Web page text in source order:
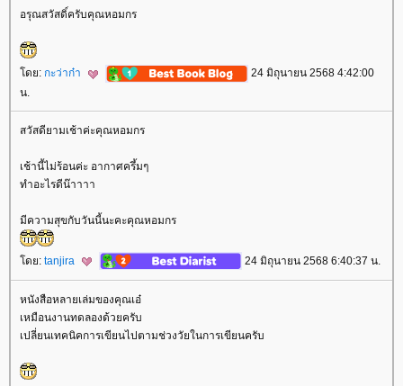
อรุณสวัสดิ์ครับคุณหอมกร
ดย: กะว่าก๋า
24 มิถุนายน 2568 4:42:00
น.
สวัสดียามเช้าค่ะคุณหอมกร
เช้านี้ไม่ร้อนค่ะ อากาศครึ้มๆ
ทำอะไรดีน๊าาาา
มีความสุขกับวันนี้นะคะคุณหอมกร
ดย: tanjira 24 มิถุนายน 2568 6:40:37 น.
หนังสือหลายเล่มของคุณเอ๋
เหมือนงานทดลองด้วยครับ
เปลี่ยนเทคนิคการเขียนไปตามช่วงวัยในการเขียนครับ